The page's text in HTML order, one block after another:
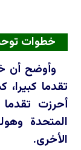
خطوات
وأوضح أن
تقدما
أحرزت
المتحدة
الأخرى.